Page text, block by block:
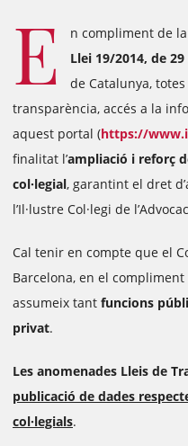
E n compliment de la
Llei 19/2014, de
de Catalunya,
transparència, accés a la
aquest portal (https://
finalitat l’ampliació i reforç
col·legial, garantint el dret
l’Il·lustre Col·legi de
Cal tenir en compte que el
Barcelona, en el
assumeix tant funcions
privat.
Les anomenades Lleis de
publicació de dades
col·legials.